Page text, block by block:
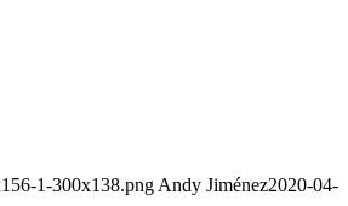
1-300x138.png Andy Jiménez2020-04-